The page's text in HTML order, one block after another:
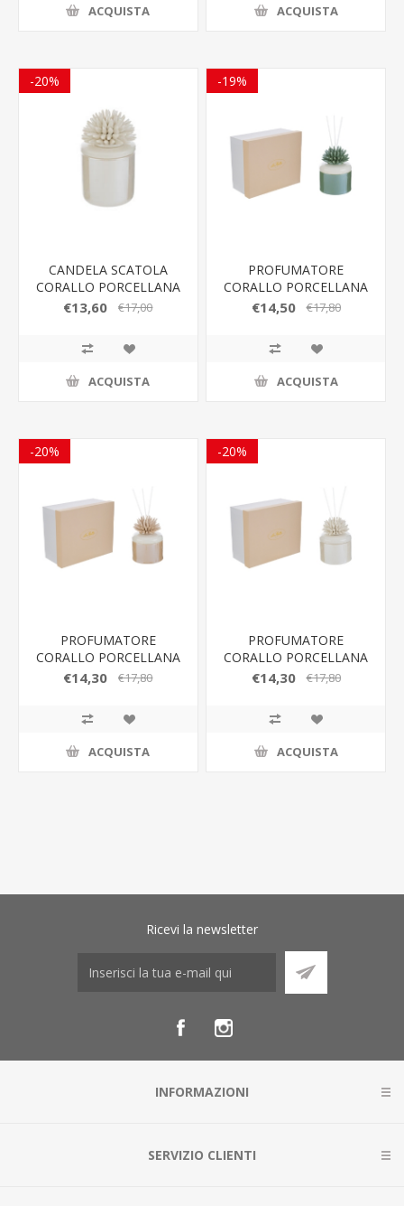
ACQUISTA ACQUISTA
-20%
CANDELA SCATOLA
CORALLO PORCELLANA
BIANCA LE STELLE
€13,60 €17,00
ACQUISTA
-19%
PROFUMATORE
CORALLO PORCELLANA
VERDE 8,5x8,5xh.11,5CM
€14,50 €17,80
ACQUISTA
-20%
PROFUMATORE
CORALLO PORCELLANA
BEIGE 8,5x8,5xh.11,5CM
€14,30 €17,80
ACQUISTA
-20%
PROFUMATORE
CORALLO PORCELLANA
BIANCA
€14,30 €17,80
ACQUISTA
Ricevi la newsletter
INFORMAZIONI
SERVIZIO CLIENTI